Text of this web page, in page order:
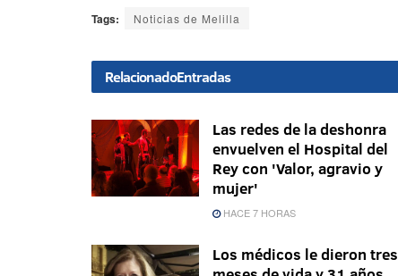
Tags: Noticias de Melilla
RelacionadoEntradas
Las redes de la deshonra
envuelven el Hospital del
Rey con 'Valor, agravio y
mujer'
HACE 7 HORAS
Los médicos le dieron tres